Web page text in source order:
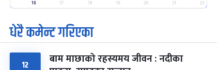
मंगल फाल्गुन २५, २०८३ Mar 9, 2027
७
आइत
पूर्णिमा व्रत
चैत्र ७, २०८३-Mar 21, 2027
८ फागुपूर्णिमा ७ महिना बाँकी
16 17 18 19 20 21 22
धेरै कमेन्ट गरिएका
१२ बाम माछाको रहस्यमय जीवन : नदीका